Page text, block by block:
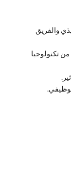
والفريق
تكنولوجيا